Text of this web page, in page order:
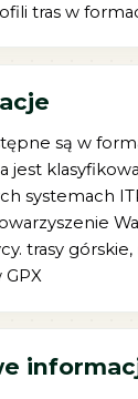
tras w
są w
jest
systemach
trasy